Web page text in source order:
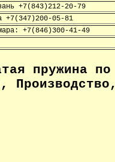
+7(843)212-20-79
+7(347)200-05-81
+7(846)300-41-49
пружина по
Производство,